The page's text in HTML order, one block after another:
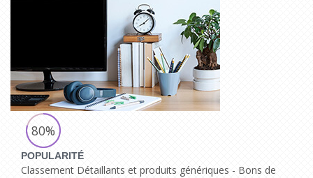
80%
POPULARITÉ
Classement Détaillants et produits génériques - Bons de